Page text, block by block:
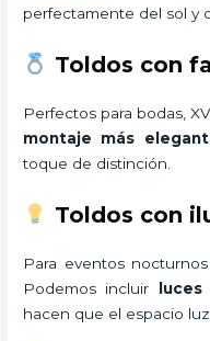
perfectamente del sol y
Toldos con
Perfectos para bodas,
montaje más
toque de distinción.
Toldos con
Para eventos
Podemos incluir
hacen que el espacio